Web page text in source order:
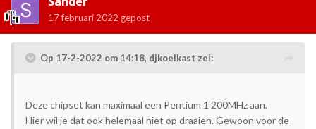
17 februari 2022 gepost
Op 17-2-2022 om 14:18, djkoelkast zei:
Deze chipset kan maximaal een Pentium 1 200MHz aan.
Hier wil je dat ook helemaal niet op draaien. Gewoon voor de